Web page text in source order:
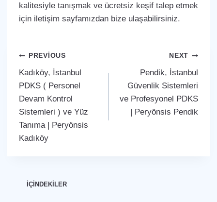
kalitesiyle tanışmak ve ücretsiz keşif talep etmek
için iletişim sayfamızdan bize ulaşabilirsiniz.
Yazı
gezinmesi
PREVIOUS
Kadıköy, İstanbul
PDKS ( Personel
Devam Kontrol
Sistemleri ) ve Yüz
Tanıma | Peryönsis
Kadıköy
NEXT
Pendik, İstanbul
Güvenlik Sistemleri
ve Profesyonel PDKS
| Peryönsis Pendik
İÇİNDEKİLER